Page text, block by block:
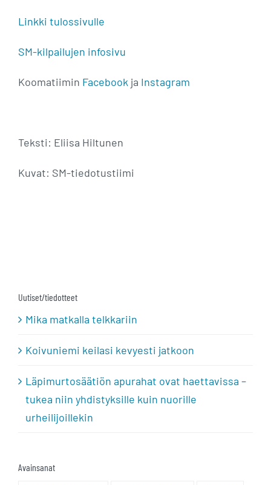
Linkki tulossivulle
SM-kilpailujen infosivu
Koomatiimin Facebook ja Instagram
Teksti: Eliisa Hiltunen
Kuvat: SM-tiedotustiimi
Uutiset/tiedotteet
Mika matkalla telkkariin
Koivuniemi keilasi kevyesti jatkoon
Läpimurtosäätiön apurahat ovat haettavissa –
tukea niin yhdistyksille kuin nuorille
urheilijoillekin
Avainsanat